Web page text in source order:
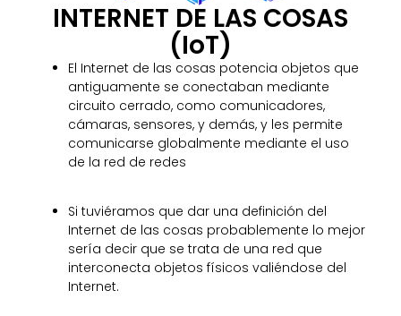
INTERNET DE LAS COSAS
(IoT)
El Internet de las cosas potencia objetos que
antiguamente se conectaban mediante
circuito cerrado, como comunicadores,
cámaras, sensores, y demás, y les permite
comunicarse globalmente mediante el uso
de la red de redes
Si tuviéramos que dar una definición del
Internet de las cosas probablemente lo mejor
sería decir que se trata de una red que
interconecta objetos físicos valiéndose del
Internet.